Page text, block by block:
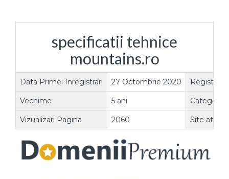
specificatii tehnice
mountains.ro
Data Primei Inregistrari 27 Octombrie 2020 Registrar
Vechime 5 ani Categorie
Vizualizari Pagina 2060 Site atasat